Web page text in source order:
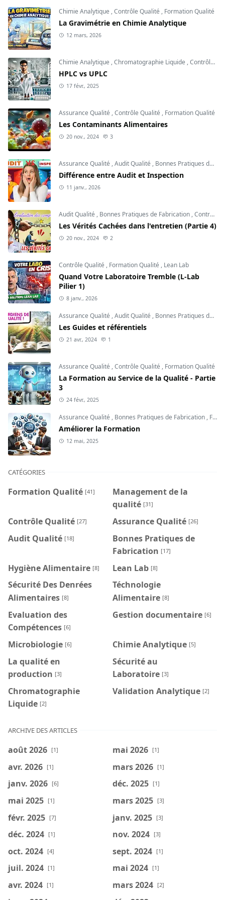
Chimie Analytique ,Contrôle Qualité , Formation Qualité
La Gravimétrie en Chimie Analytique
12 mars, 2026
Chimie Analytique ,Chromatographie Liquide ,Contrôle Qualité
HPLC vs UPLC
17 févr., 2025
Assurance Qualité ,Contrôle Qualité , Formation Qualité
Les Contaminants Alimentaires
20 nov., 2024 3
Assurance Qualité ,Audit Qualité , Bonnes Pratiques de Fabrication
Différence entre Audit et Inspection
11 janv., 2026
Audit Qualité , Bonnes Pratiques de Fabrication ,Contrôle Qualité
Les Vérités Cachées dans l'entretien (Partie 4)
20 nov., 2024 2
Contrôle Qualité , Formation Qualité , Lean Lab
Quand Votre Laboratoire Tremble (L-Lab
Pilier 1)
8 janv., 2026
Assurance Qualité ,Audit Qualité , Bonnes Pratiques de Fabrication
Les Guides et référentiels
21 avr., 2024 1
Assurance Qualité ,Contrôle Qualité , Formation Qualité
La Formation au Service de la Qualité - Partie
3
24 févr., 2025
Assurance Qualité , Bonnes Pratiques de Fabrication , Formation Qualité
Améliorer la Formation
12 mai, 2025
CATÉGORIES
Formation Qualité [41]
Management de la
qualité [31]
Contrôle Qualité [27] Assurance Qualité [26]
Audit Qualité [18]
Bonnes Pratiques de
Fabrication [17]
Hygiène Alimentaire [8] Lean Lab [8]
Sécurité Des Denrées
Alimentaires [8]
Téchnologie
Alimentaire [8]
Evaluation des
Compétences [6]
Gestion documentaire [6]
Microbiologie [6] Chimie Analytique [5]
La qualité en
production [3]
Sécurité au
Laboratoire [3]
Chromatographie
Liquide [2]
Validation Analytique [2]
ARCHIVE DES ARTICLES
août 2026 [1] mai 2026 [1]
avr. 2026 [1] mars 2026 [1]
janv. 2026 [6] déc. 2025 [1]
mai 2025 [1] mars 2025 [3]
févr. 2025 [7] janv. 2025 [3]
déc. 2024 [1] nov. 2024 [3]
oct. 2024 [4] sept. 2024 [1]
juil. 2024 [1] mai 2024 [1]
avr. 2024 [1] mars 2024 [2]